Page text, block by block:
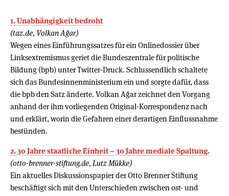
1. Unabhängigkeit bedroht
(taz.de, Volkan Ağar)
Wegen eines Einführungssatzes für ein Onlinedossier über
Linksextremismus geriet die Bundeszentrale für politische
Bildung (bpb) unter Twitter-Druck. Schlussendlich schaltete
sich das Bundesinnenministerium ein und sorgte dafür, dass
die bpb den Satz änderte. Volkan Ağar zeichnet den Vorgang
anhand der ihm vorliegenden Original-Korrespondenz nach
und erklärt, worin die Gefahren einer derartigen Einflussnahme
bestünden.
2. 30 Jahre staatliche Einheit – 30 Jahre mediale Spaltung.
(otto-brenner-stiftung.de, Lutz Mükke)
Ein aktuelles Diskussionspapier der Otto Brenner Stiftung
beschäftigt sich mit den Unterschieden zwischen ost- und